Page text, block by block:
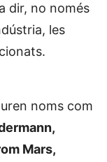
dir, no només
les
noms com
Mars,